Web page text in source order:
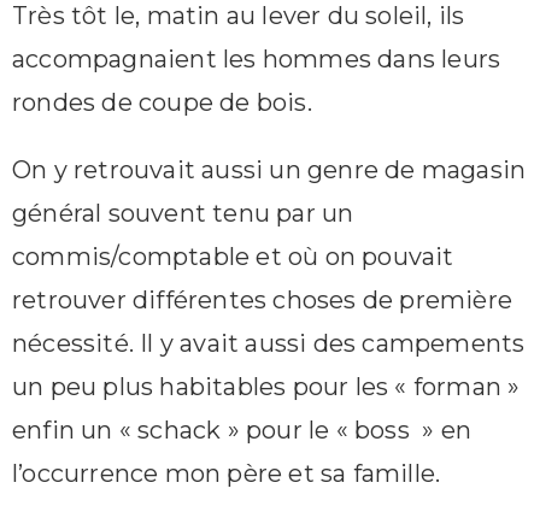
Très tôt le, matin au lever du soleil, ils
accompagnaient les hommes dans leurs
rondes de coupe de bois.
On y retrouvait aussi un genre de magasin
général souvent tenu par un
commis/comptable et où on pouvait
retrouver différentes choses de première
nécessité. Il y avait aussi des campements
un peu plus habitables pour les « forman »
enfin un « schack » pour le « boss » en
l’occurrence mon père et sa famille.